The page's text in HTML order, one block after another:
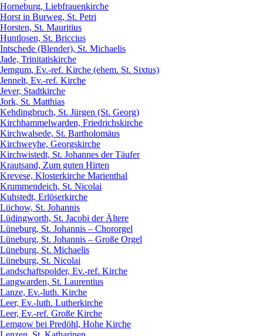
Horneburg, Liebfrauenkirche
Horst in Burweg, St. Petri
Horsten, St. Mauritius
Huntlosen, St. Briccius
Intschede (Blender), St. Michaelis
Jade, Trinitatiskirche
Jemgum, Ev.-ref. Kirche (ehem. St. Sixtus)
Jennelt, Ev.-ref. Kirche
Jever, Stadtkirche
Jork, St. Matthias
Kehdingbruch, St. Jürgen (St. Georg)
Kirchhammelwarden, Friedrichskirche
Kirchwalsede, St. Bartholomäus
Kirchweyhe, Georgskirche
Kirchwistedt, St. Johannes der Täufer
Krautsand, Zum guten Hirten
Krevese, Klosterkirche Marienthal
Krummendeich, St. Nicolai
Kuhstedt, Erlöserkirche
Lüchow, St. Johannis
Lüdingworth, St. Jacobi der Ältere
Lüneburg, St. Johannis – Chororgel
Lüneburg, St. Johannis – Große Orgel
Lüneburg, St. Michaelis
Lüneburg, St. Nicolai
Landschaftspolder, Ev.-ref. Kirche
Langwarden, St. Laurentius
Lanze, Ev.-luth. Kirche
Leer, Ev.-luth. Lutherkirche
Leer, Ev.-ref. Große Kirche
Lemgow bei Predöhl, Hohe Kirche